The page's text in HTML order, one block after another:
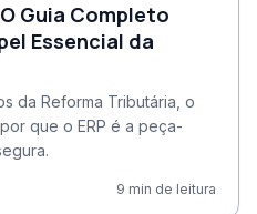
Guia Completo
Essencial da
da Reforma Tributária, o
que o ERP é a peça-
9 min de leitura